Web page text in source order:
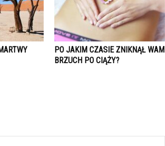
PO JAKIM CZASIE ZNIKNĄŁ WAM
BRZUCH PO CIĄŻY?